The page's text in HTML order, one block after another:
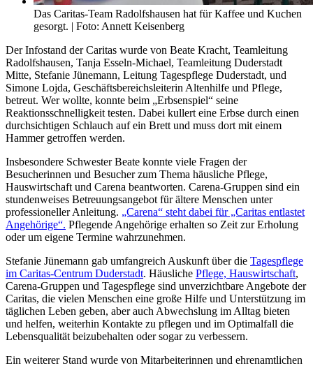
Das Caritas-Team Radolfshausen hat für Kaffee und Kuchen
gesorgt. | Foto: Annett Keisenberg
Der Infostand der Caritas wurde von Beate Kracht, Teamleitung
Radolfshausen, Tanja Esseln-Michael, Teamleitung Duderstadt
Mitte, Stefanie Jünemann, Leitung Tagespflege Duderstadt, und
Simone Lojda, Geschäftsbereichsleiterin Altenhilfe und Pflege,
betreut. Wer wollte, konnte beim „Erbsenspiel“ seine
Reaktionsschnelligkeit testen. Dabei kullert eine Erbse durch einen
durchsichtigen Schlauch auf ein Brett und muss dort mit einem
Hammer getroffen werden.
Insbesondere Schwester Beate konnte viele Fragen der
Besucherinnen und Besucher zum Thema häusliche Pflege,
Hauswirtschaft und Carena beantworten. Carena-Gruppen sind ein
stundenweises Betreuungsangebot für ältere Menschen unter
professioneller Anleitung. „Carena“ steht dabei für „Caritas entlastet
Angehörige“. Pflegende Angehörige erhalten so Zeit zur Erholung
oder um eigene Termine wahrzunehmen.
Stefanie Jünemann gab umfangreich Auskunft über die Tagespflege
im Caritas-Centrum Duderstadt. Häusliche Pflege, Hauswirtschaft,
Carena-Gruppen und Tagespflege sind unverzichtbare Angebote der
Caritas, die vielen Menschen eine große Hilfe und Unterstützung im
täglichen Leben geben, aber auch Abwechslung im Alltag bieten
und helfen, weiterhin Kontakte zu pflegen und im Optimalfall die
Lebensqualität beizubehalten oder sogar zu verbessern.
Ein weiterer Stand wurde von Mitarbeiterinnen und ehrenamtlichen